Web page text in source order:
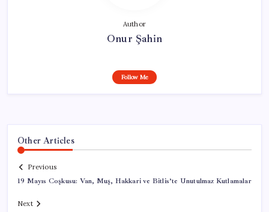
Author
Onur Şahin
Follow Me
Other Articles
Previous
19 Mayıs Coşkusu: Van, Muş, Hakkari ve Bitlis’te Unutulmaz Kutlamalar
Next